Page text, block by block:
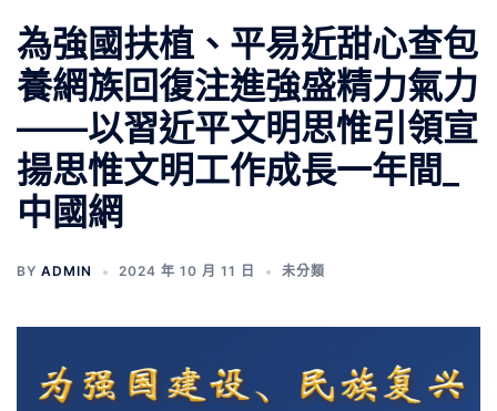
為強國扶植、平易近甜心查包
養網族回復注進強盛精力氣力
——以習近平文明思惟引領宣
揚思惟文明工作成長一年間_
中國網
BY ADMIN 2024 年 10 月 11 日 未分類